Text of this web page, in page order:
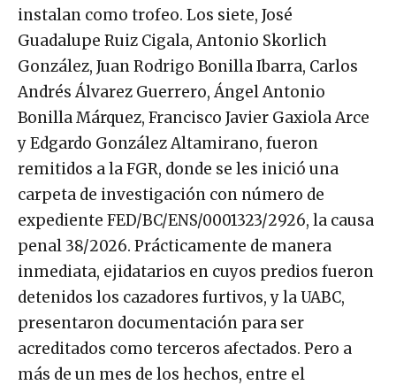
instalan como trofeo. Los siete, José
Guadalupe Ruiz Cigala, Antonio Skorlich
González, Juan Rodrigo Bonilla Ibarra, Carlos
Andrés Álvarez Guerrero, Ángel Antonio
Bonilla Márquez, Francisco Javier Gaxiola Arce
y Edgardo González Altamirano, fueron
remitidos a la FGR, donde se les inició una
carpeta de investigación con número de
expediente FED/BC/ENS/0001323/2926, la causa
penal 38/2026. Prácticamente de manera
inmediata, ejidatarios en cuyos predios fueron
detenidos los cazadores furtivos, y la UABC,
presentaron documentación para ser
acreditados como terceros afectados. Pero a
más de un mes de los hechos, entre el